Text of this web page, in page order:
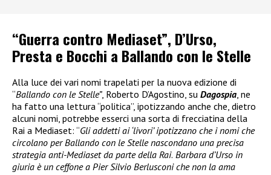
“Guerra contro Mediaset”, D’Urso,
Presta e Bocchi a Ballando con le Stelle
Alla luce dei vari nomi trapelati per la nuova edizione di
“Ballando con le Stelle”, Roberto D’Agostino, su Dagospia , ne
ha fatto una lettura “politica”, ipotizzando anche che, dietro
alcuni nomi, potrebbe esserci una sorta di frecciatina della
Rai a Mediaset: “Gli addetti ai ‘livori’ ipotizzano che i nomi che
circolano per Ballando con le Stelle nascondano una precisa
strategia anti-Mediaset da parte della Rai. Barbara d’Urso in
giuria è un ceffone a Pier Silvio Berlusconi che non la ama